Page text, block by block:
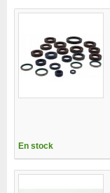
En stock